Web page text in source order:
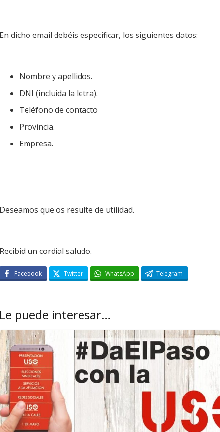
En dicho email debéis especificar, los siguientes datos:
Nombre y apellidos.
DNI (incluida la letra).
Teléfono de contacto
Provincia.
Empresa.
Deseamos que os resulte de utilidad.
Recibid un cordial saludo.
Facebook Twitter WhatsApp Telegram
Le puede interesar…